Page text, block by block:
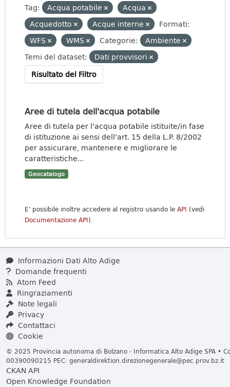
Tag: Acqua potabile
Acqua
Acquedotto
Acque interne
Formati:
WFS
WMS Categorie:
Ambiente
Temi del dataset:
Dati provvisori
Risultato del Filtro
Aree di tutela dell'acqua potabile
Aree di tutela per l'acqua potabile istituite/in fase
di istituzione ai sensi dell'art. 15 della L.P. 8/2002
per assicurare, mantenere e migliorare le
caratteristiche...
Geocatalogo
E' possibile inoltre accedere al registro usando le API (vedi
Documentazione API).
Informazioni Dati Alto Adige
Domande frequenti
Atom Feed
Ringraziamenti
Note legali
Privacy
Contattaci
Cookie
© 2025 Provincia autonoma di Bolzano - Informatica Alto Adige SPA •
00390090215 PEC: generaldirektion.direzionegenerale@pec.prov.bz.it
CKAN API
Open Knowledge Foundation